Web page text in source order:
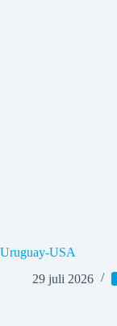
Uruguay-USA
29 juli 2026